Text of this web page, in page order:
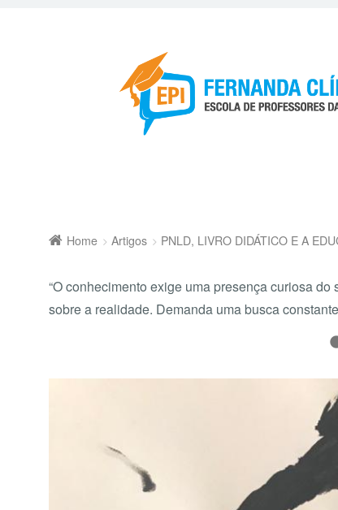
Home Artigos PNLD, LIVRO DIDÁTICO E A
“O conhecimento exige uma presença curiosa
sobre a realidade. Demanda uma busca